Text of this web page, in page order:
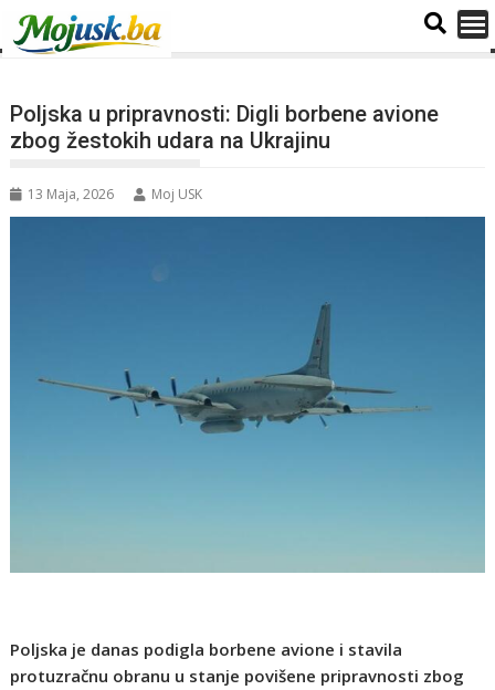
Poljska u pripravnosti: Digli borbene avione
zbog žestokih udara na Ukrajinu
13 Maja, 2026 Moj USK
Poljska je danas podigla borbene avione i stavila
protuzračnu obranu u stanje povišene pripravnosti zbog